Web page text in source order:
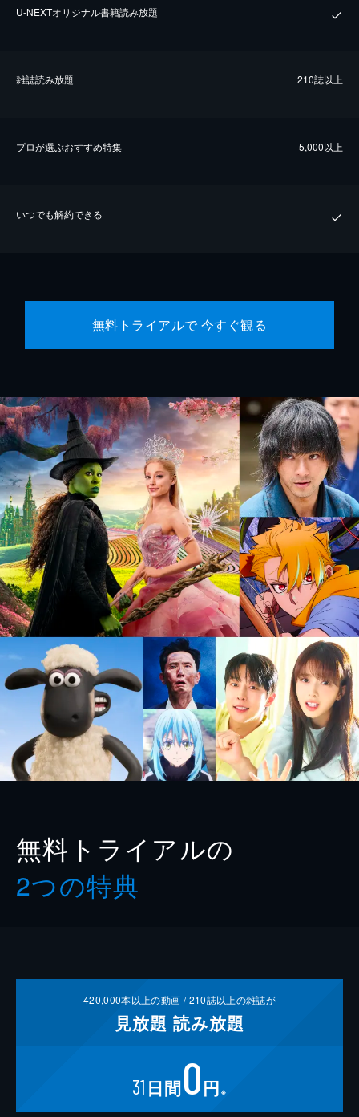
U-NEXTオリジナル書籍読み放題
雑誌読み放題 210誌以上
プロが選ぶおすすめ特集 5,000以上
いつでも解約できる
無料トライアルで 今すぐ観る
無料トライアルの
2つの特典
420,000本以上の動画 /210誌以上の雑誌が
見放題 読み放題
31 日間0円 ※